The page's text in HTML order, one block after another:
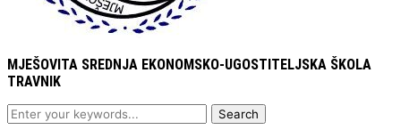
MJEŠOVITA SREDNJA EKONOMSKO-UGOSTITELJSKA ŠKOLA
TRAVNIK